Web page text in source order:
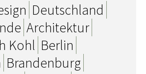
Deutschland
Architektur
Kohl Berlin
Brandenburg